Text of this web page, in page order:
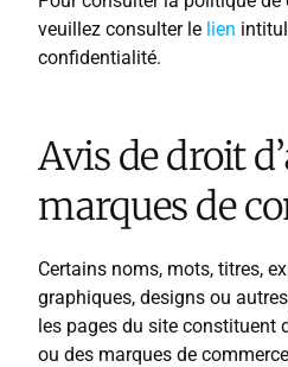
veuillez consulter le lien
confidentialité.
Avis de droit
marques de
Certains noms, mots, titres,
graphiques, designs ou
les pages du site constituent
ou des marques de